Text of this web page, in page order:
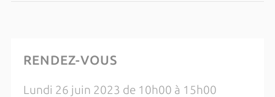
RENDEZ-VOUS
Lundi 26 juin 2023 de 10h00 à 15h00